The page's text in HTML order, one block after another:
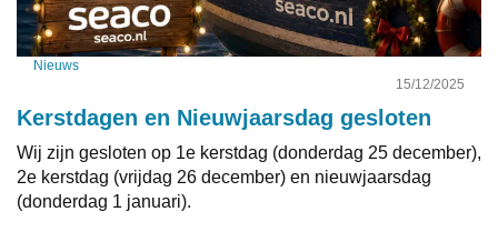
Nieuws
15/12/2025
Kerstdagen en Nieuwjaarsdag gesloten
Wij zijn gesloten op 1e kerstdag (donderdag 25 december),
2e kerstdag (vrijdag 26 december) en nieuwjaarsdag
(donderdag 1 januari).